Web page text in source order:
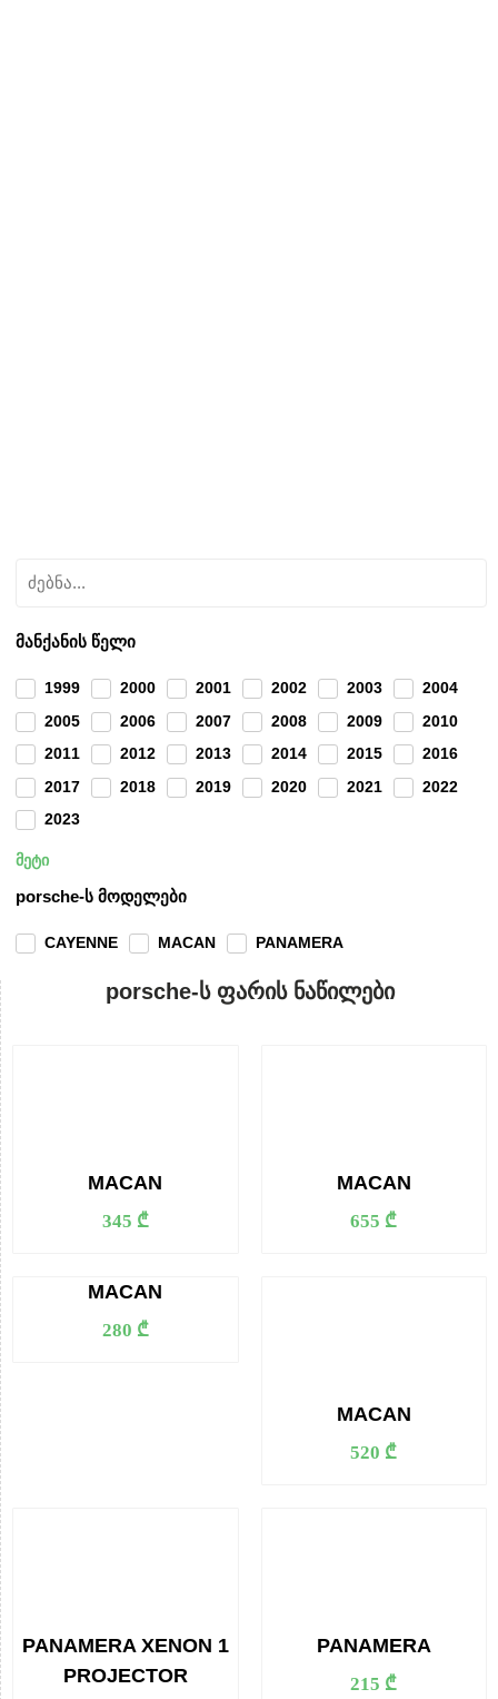
მანქანის წელი
1999 2000 2001 2002 2003
2004
2005
2006 2007 2008 2009
2010
2011
2012 2013 2014 2015
2016
2017
2018 2019 2020 2021
2022
2023
მეტი
porsche-ს მოდელები
CAYENNE MACAN PANAMERA
porsche-ს ფარის ნაწილები
MACAN
345 ₾
MACAN
655 ₾
MACAN
280 ₾
MACAN
520 ₾
PANAMERA XENON 1
PROJECTOR
PANAMERA
215 ₾